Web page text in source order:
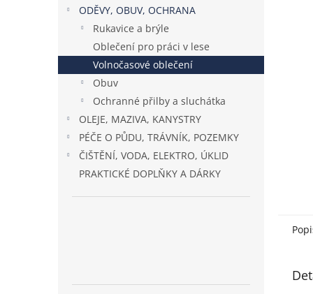
ODĚVY, OBUV, OCHRANA
Rukavice a brýle
Oblečení pro práci v lese
Volnočasové oblečení
Obuv
Ochranné přilby a sluchátka
OLEJE, MAZIVA, KANYSTRY
PÉČE O PŮDU, TRÁVNÍK, POZEMKY
ČIŠTĚNÍ, VODA, ELEKTRO, ÚKLID
PRAKTICKÉ DOPLŇKY A DÁRKY